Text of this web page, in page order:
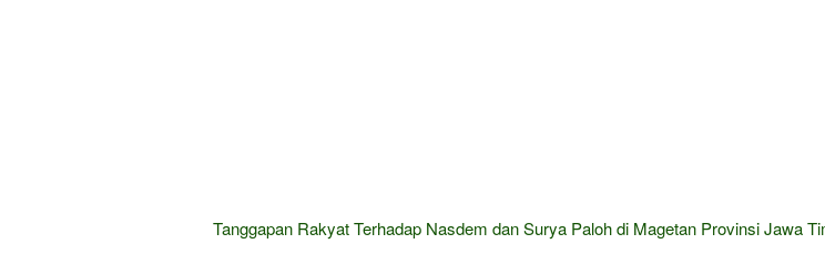
Tanggapan Rakyat Terhadap Nasdem dan Surya Paloh di Magetan Provinsi Jawa